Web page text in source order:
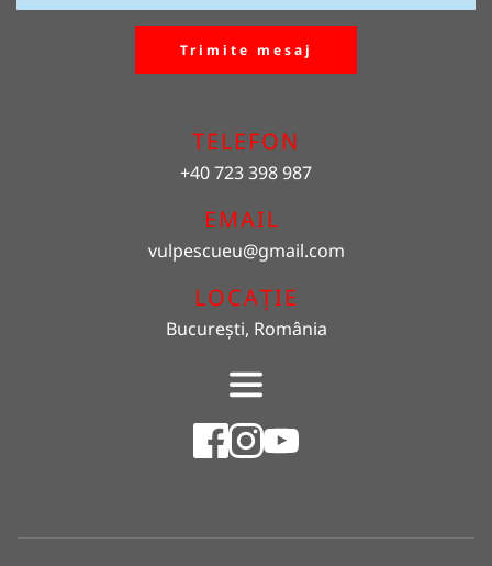
Trimite mesaj
TELEFON
+40 723 398 987
EMAIL
vulpescueu@gmail.com
LOCAȚIE
București, România